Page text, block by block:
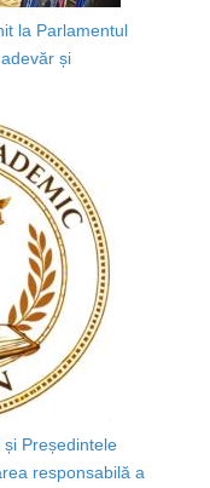
la Parlamentul
și
Președintele
responsabilă a